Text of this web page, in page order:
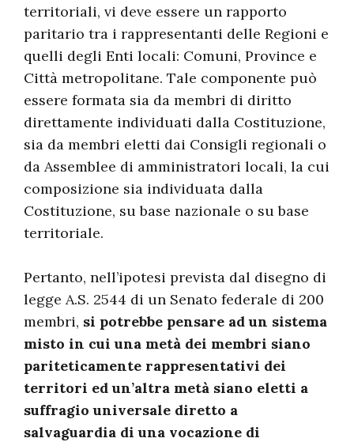
territoriali, vi deve essere un rapporto
paritario tra i rappresentanti delle Regioni e
quelli degli Enti locali: Comuni, Province e
Città metropolitane. Tale componente può
essere formata sia da membri di diritto
direttamente individuati dalla Costituzione,
sia da membri eletti dai Consigli regionali o
da Assemblee di amministratori locali, la cui
composizione sia individuata dalla
Costituzione, su base nazionale o su base
territoriale.
Pertanto, nell’ipotesi prevista dal disegno di
legge A.S. 2544 di un Senato federale di 200
membri, si potrebbe pensare ad un sistema
misto in cui una metà dei membri siano
pariteticamente rappresentativi dei
territori ed un’altra metà siano eletti a
suffragio universale diretto a
salvaguardia di una vocazione di